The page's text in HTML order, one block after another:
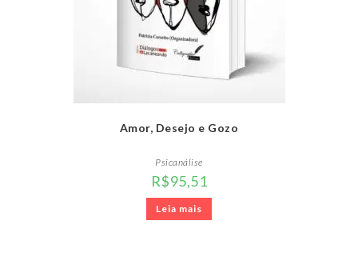
Amor, Desejo e Gozo
Psicanálise
R$95,51
Leia mais